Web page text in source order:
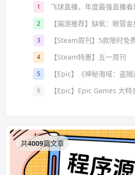
1
2
3
【Steam周刊】5款限时免
4
【Steam特惠】五一周刊
5
6
【Epic】Epic Games 大
共4009篇文章